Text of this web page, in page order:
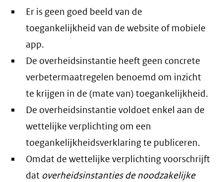
Er is geen goed beeld van de
toegankelijkheid van de website of mobiele
app.
De overheidsinstantie heeft geen concrete
verbetermaatregelen benoemd om inzicht
te krijgen in de (mate van) toegankelijkheid.
De overheidsinstantie voldoet enkel aan de
wettelijke verplichting om een
toegankelijkheidsverklaring te publiceren.
Omdat de wettelijke verplichting voorschrijft
dat overheidsinstanties de noodzakelijke